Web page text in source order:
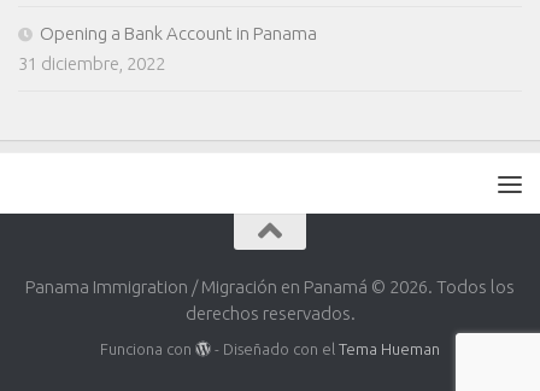
Opening a Bank Account in Panama
31 diciembre, 2022
Panama Immigration / Migración en Panamá © 2026. Todos los
derechos reservados.
Funciona con - Diseñado con elTema Hueman